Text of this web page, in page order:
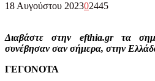
18 Αυγούστου 202302445
Διαβάστε στην efthia.gr τα
συνέβησαν σαν σήμερα, στην
ΓΕΓΟΝΟΤΑ